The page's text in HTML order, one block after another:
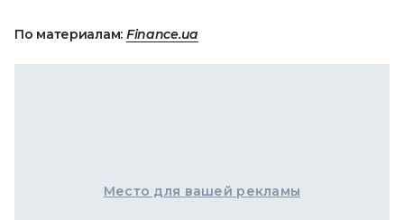
По материалам: Finance.ua
Место для вашей рекламы